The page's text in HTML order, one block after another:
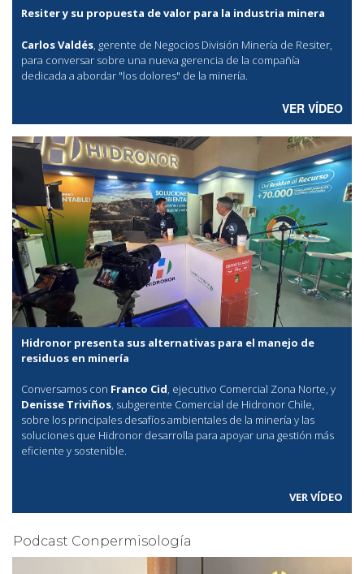
Resiter y su propuesta de valor para la industria minera
Carlos Valdés, gerente de Negocios División Minería de Resiter,
para conversar sobre una nueva gerencia de la compañía
dedicada a abordar "los dolores" de la minería.
VER VÍDEO
Hidronor presenta sus alternativas para el manejo de
residuos en minería
Conversamos con Franco Cid, ejecutivo Comercial Zona Norte, y
Denisse Triviños, subgerente Comercial de Hidronor Chile,
sobre los principales desafíos ambientales de la minería y las
soluciones que Hidronor desarrolla para apoyar una gestión más
eficiente y sostenible.
VER VÍDEO
Podcast Conpermisología